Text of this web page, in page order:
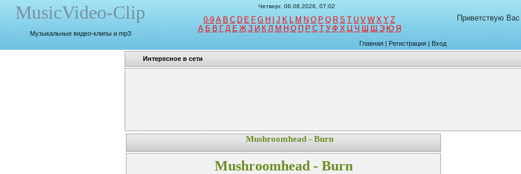
MusicVideo-Clip
Музыкальные видео-клипы и mp3
Четверг, 06.08.2026, 07:02
0-9 A B C D E F G H J K L M N O P Q R S T U V W X Y Z
A Б В Г Д Е Ж З И К Л М Н О П Р С Т У Ф Х Ц Ч Ш Щ Э Ю Я
Главная | Регистрация | Вход
Приветствую Вас
Интересное в сети
Mushroomhead - Burn
Mushroomhead - Burn